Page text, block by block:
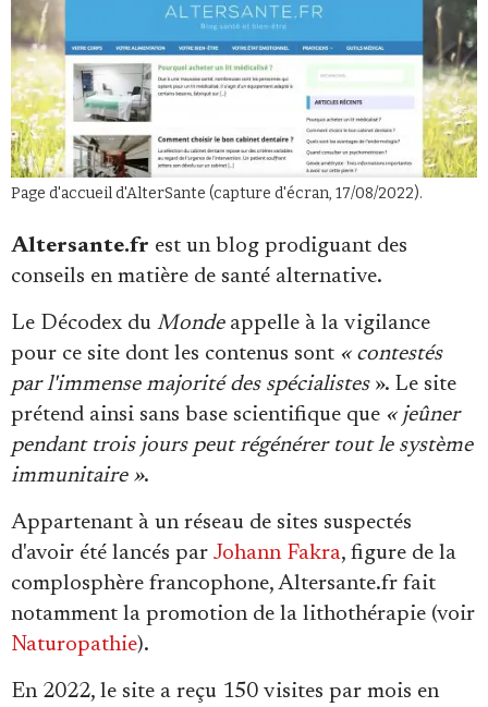
Faire un don
Demander à Vera
Se connecter
Page d'accueil d'AlterSante (capture d'écran, 17/08/2022).
Altersante.fr est un blog prodiguant des
conseils en matière de santé alternative.
Le Décodex du Mondeappelle à la vigilance
pour ce site dont les contenus sont « contestés
par l'immense majorité des spécialistes». Le site
prétend ainsi sans base scientifique que « jeûner
pendant trois jours peut régénérer tout le système
immunitaire ».
Appartenant à un réseau de sites suspectés
d'avoir été lancés par Johann Fakra, figure de la
complosphère francophone, Altersante.fr fait
notamment la promotion de la lithothérapie (voir
Naturopathie).
En 2022, le site a reçu 150 visites par mois en